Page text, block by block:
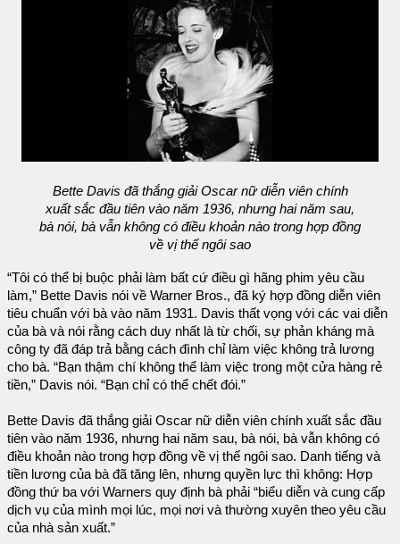
Bette Davis đã thắng giải Oscar nữ diễn viên chính
xuất sắc đầu tiên vào năm 1936, nhưng hai năm sau,
bà nói, bà vẫn không có điều khoản nào trong hợp đồng
về vị thế ngôi sao
“Tôi có thể bị buộc phải làm bất cứ điều gì hãng phim yêu cầu
làm,” Bette Davis nói về Warner Bros., đã ký hợp đồng diễn viên
tiêu chuẩn với bà vào năm 1931. Davis thất vọng với các vai diễn
của bà và nói rằng cách duy nhất là từ chối, sự phản kháng mà
công ty đã đáp trả bằng cách đình chỉ làm việc không trả lương
cho bà. “Bạn thậm chí không thể làm việc trong một cửa hàng rẻ
tiền,” Davis nói. “Bạn chỉ có thể chết đói.”
Bette Davis đã thắng giải Oscar nữ diễn viên chính xuất sắc đầu
tiên vào năm 1936, nhưng hai năm sau, bà nói, bà vẫn không có
điều khoản nào trong hợp đồng về vị thế ngôi sao. Danh tiếng và
tiền lương của bà đã tăng lên, nhưng quyền lực thì không: Hợp
đồng thứ ba với Warners quy định bà phải “biểu diễn và cung cấp
dịch vụ của mình mọi lúc, mọi nơi và thường xuyên theo yêu cầu
của nhà sản xuất.”